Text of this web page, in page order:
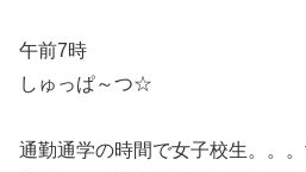
午前7時
しゅっぱ～つ☆
通勤通学の時間で女子校生。。。